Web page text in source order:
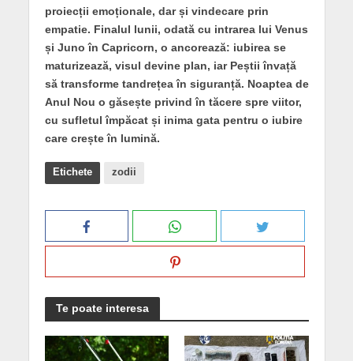
proiecții emoționale, dar și vindecare prin
empatie. Finalul lunii, odată cu intrarea lui Venus
și Juno în Capricorn, o ancorează: iubirea se
maturizează, visul devine plan, iar Peștii învață
să transforme tandrețea în siguranță. Noaptea de
Anul Nou o găsește privind în tăcere spre viitor,
cu sufletul împăcat și inima gata pentru o iubire
care crește în lumină.
Etichete zodii
Te poate interesa